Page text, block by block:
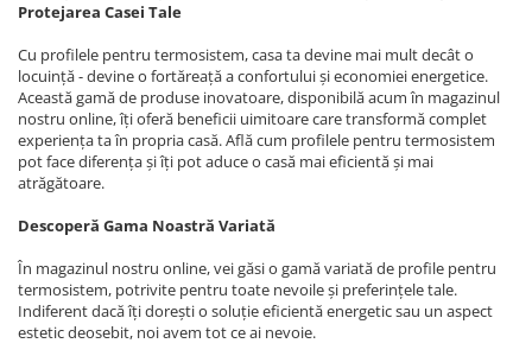
Protejarea Casei Tale
Cu profilele pentru termosistem, casa ta devine mai mult decât o
locuință - devine o fortăreață a confortului și economiei energetice.
Această gamă de produse inovatoare, disponibilă acum în magazinul
nostru online, îți oferă beneficii uimitoare care transformă complet
experiența ta în propria casă. Află cum profilele pentru termosistem
pot face diferența și îți pot aduce o casă mai eficientă și mai
atrăgătoare.
Descoperă Gama Noastră Variată
În magazinul nostru online, vei găsi o gamă variată de profile pentru
termosistem, potrivite pentru toate nevoile și preferințele tale.
Indiferent dacă îți dorești o soluție eficientă energetic sau un aspect
estetic deosebit, noi avem tot ce ai nevoie.